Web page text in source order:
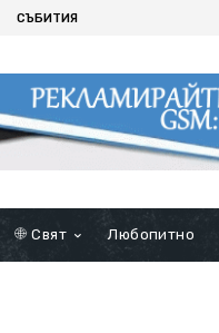
СЪБИТИЯ
Свят Любопитно